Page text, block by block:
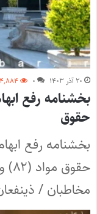
۲۰ آذر ۱۴۰۳ ۰ ۴,۸۸۴
بخشنامه رفع
حقوق
بخشنامه رفع
مخاطبان /